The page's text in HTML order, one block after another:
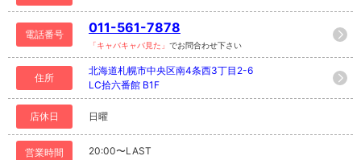
電話番号 011-561-7878
「キャバキャバ見た」 でお問合わせ下さい
住所
北海道札幌市中央区南4条西3丁目2-6
LC拾六番館 B1F
店休日 日曜
営業時間 20:00〜LAST